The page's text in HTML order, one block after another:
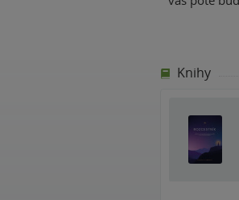
Knihy